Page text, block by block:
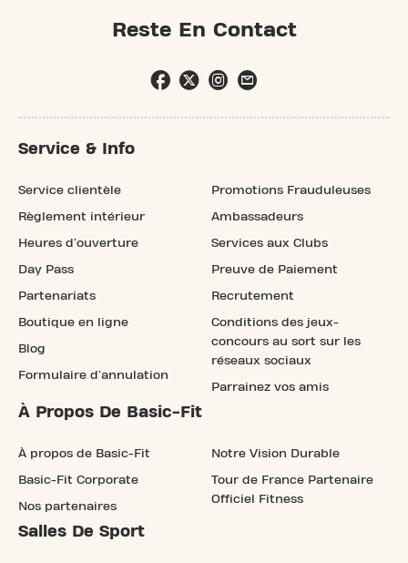
Reste En Contact
Service & Info
Service clientèle
Règlement intérieur
Heures d'ouverture
Day Pass
Partenariats
Boutique en ligne
Blog
Formulaire d'annulation
Promotions Frauduleuses
Ambassadeurs
Services aux Clubs
Preuve de Paiement
Recrutement
Conditions des jeux-
concours au sort sur les
réseaux sociaux
Parrainez vos amis
À Propos De Basic-Fit
À propos de Basic-Fit
Basic-Fit Corporate
Nos partenaires
Notre Vision Durable
Tour de France Partenaire
Officiel Fitness
Salles De Sport